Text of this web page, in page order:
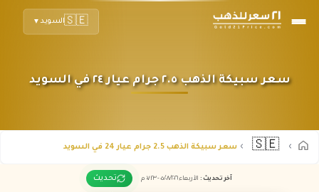
🇸🇪السويد▼
سعر سبيكة الذهب ٢.٥ جرام عيار ٢٤ في السويد
🇸🇪 سعر سبيكة الذهب 2.5 جرام عيار 24 في السويد
آخر تحديث : الأربعاء ٠٥ /٠٨/٢٠٢٦ - ٠٧:٢٣ م تحديث